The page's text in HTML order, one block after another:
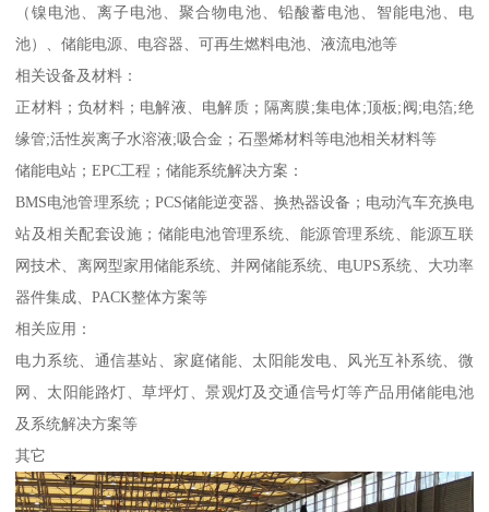
（镍电池、离子电池、聚合物电池、铅酸蓄电池、智能电池、电
池）、储能电源、电容器、可再生燃料电池、液流电池等
相关设备及材料：
正材料；负材料；电解液、电解质；隔离膜;集电体;顶板;阀;电箔;绝
缘管;活性炭离子水溶液;吸合金；石墨烯材料等电池相关材料等
储能电站；EPC工程；储能系统解决方案：
BMS电池管理系统；PCS储能逆变器、换热器设备；电动汽车充换电
站及相关配套设施；储能电池管理系统、能源管理系统、能源互联
网技术、离网型家用储能系统、并网储能系统、电UPS系统、大功率
器件集成、PACK整体方案等
相关应用：
电力系统、通信基站、家庭储能、太阳能发电、风光互补系统、微
网、太阳能路灯、草坪灯、景观灯及交通信号灯等产品用储能电池
及系统解决方案等
其它